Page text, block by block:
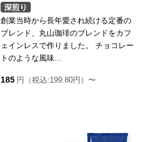
深煎り
創業当時から長年愛され続ける定番の
ブレンド、丸山珈琲のブレンドをカフ
ェインレスで作りました。 チョコレー
トのような風味...
185 円（税込:199.80円）〜